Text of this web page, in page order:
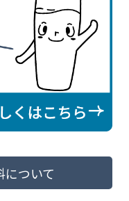
について